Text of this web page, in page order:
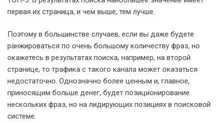
первая их страница, и чем выше, тем лучше.
Поэтому в большинстве случаев, если вы даже будете
ранжироваться по очень большому количеству фраз, но
окажетесь в результатах поиска, например, на второй
странице, то трафика с такого канала может оказаться
недостаточно. Однозначно более ценным и, главное,
приносящим больше денег, будет позиционирование
нескольких фраз, но на лидирующих позициях в поисковой
системе.